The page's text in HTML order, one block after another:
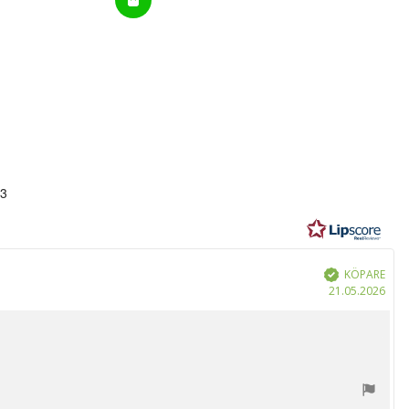
Bekräftad
KÖPARE
21.05.2026